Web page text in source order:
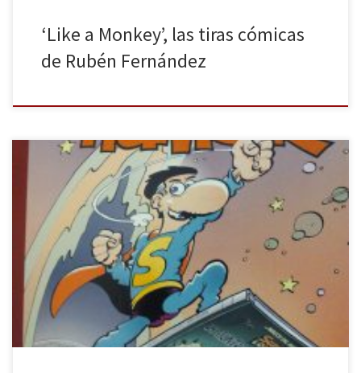
‘Like a Monkey’, las tiras cómicas
de Rubén Fernández
Pocos personajes del cómic español nos han embaucado tanto
como el de Superlópez (con permiso de Mortadelo). Creado por
el dibujante Juan López Fernández, más conocido como Jan, su
historia es una clara parodia al popular superhéroe Superman.
Nacido en el planeta Chitón con el nombre de Jo-Con-Él, llegó a
[…]